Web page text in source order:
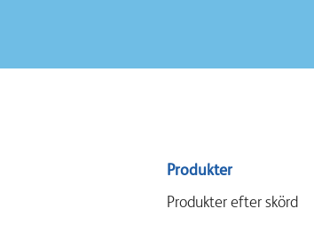
Sitemap
menu
Produkter
Produkter efter skörd